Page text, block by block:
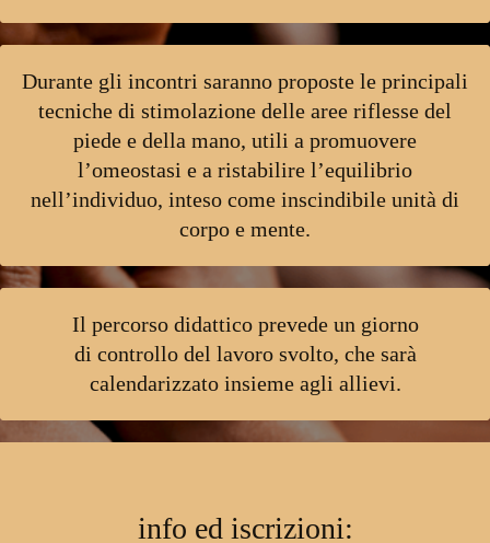
Durante gli incontri saranno proposte le principali
tecniche di stimolazione delle aree riflesse del
piede e della mano, utili a promuovere
l’omeostasi e a ristabilire l’equilibrio
nell’individuo, inteso come inscindibile unità di
corpo e mente.
Il percorso didattico prevede un giorno
di controllo del lavoro svolto, che sarà
calendarizzato insieme agli allievi.
info ed iscrizioni: